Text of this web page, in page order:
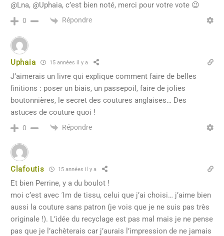
@Lna, @Uphaia, c’est bien noté, merci pour votre vote 😉
0 Répondre
Uphaia 15 années il y a
J’aimerais un livre qui explique comment faire de belles
finitions : poser un biais, un passepoil, faire de jolies
boutonnières, le secret des coutures anglaises… Des
astuces de couture quoi !
0 Répondre
Clafoutis 15 années il y a
Et bien Perrine, y a du boulot !
moi c’est avec 1m de tissu, celui que j’ai choisi… j’aime bien
aussi la couture sans patron (je vois que je ne suis pas très
originale !). L’idée du recyclage est pas mal mais je ne pense
pas que je l’achèterais car j’aurais l’impression de ne jamais